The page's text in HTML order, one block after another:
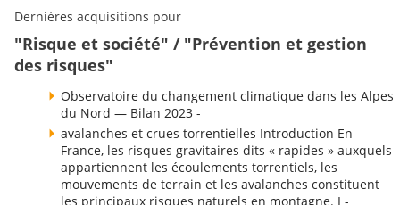
Dernières acquisitions pour
"Risque et société" / "Prévention et gestion
des risques"
Observatoire du changement climatique dans les Alpes
du Nord — Bilan 2023 -
avalanches et crues torrentielles Introduction En
France, les risques gravitaires dits « rapides » auxquels
appartiennent les écoulements torrentiels, les
mouvements de terrain et les avalanches constituent
les principaux risques naturels en montagne. I -